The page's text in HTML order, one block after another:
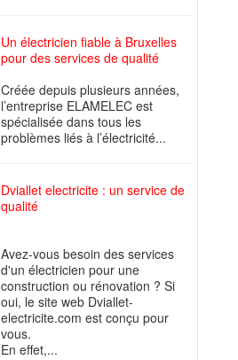
Un électricien fiable à Bruxelles
pour des services de qualité
Créée depuis plusieurs années,
l’entreprise ELAMELEC est
spécialisée dans tous les
problèmes liés à l’électricité...
Dviallet electricite : un service de
qualité
Avez-vous besoin des services
d'un électricien pour une
construction ou rénovation ? Si
oui, le site web Dviallet-
electricite.com est conçu pour
vous.
En effet,...